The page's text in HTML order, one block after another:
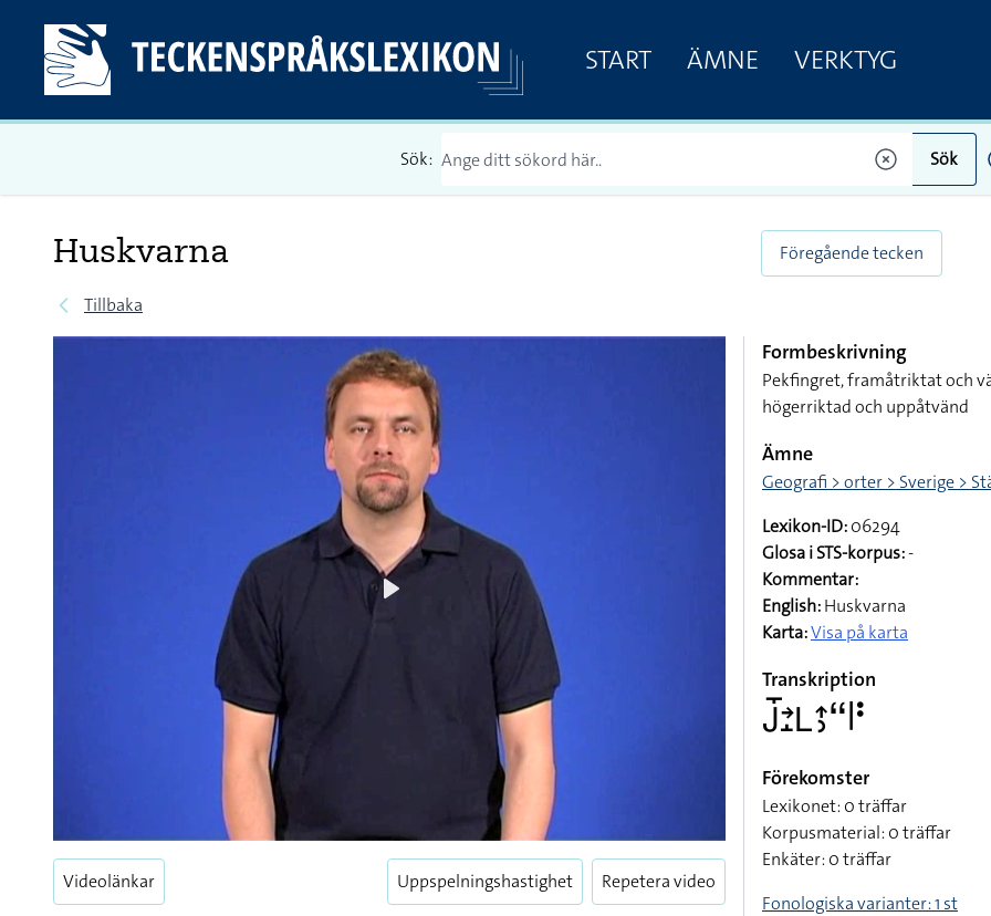
START ÄMNE VERKTYG
Sök: Sök
Huskvarna
Tillbaka
Föregående tecken
Videolänkar Uppspelningshastighet Repetera video
Formbeskrivning
Pekfingret, framåtriktat och
högerriktad och uppåtvänd
Ämne
Geografi > orter > Sverige >
Lexikon-ID:06294
Glosa i STS-korpus:-
Kommentar:
English:Huskvarna
Karta:Visa på karta
Transkription
􌤢􌤻􌥔􌤸􌥈􌤴􌤶􌦨􌥼􌥻
Förekomster
Lexikonet: 0 träffar
Korpusmaterial: 0 träffar
Enkäter: 0 träffar
Fonologiska varianter: 1 st